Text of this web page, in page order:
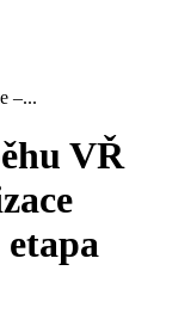
–...
VŘ